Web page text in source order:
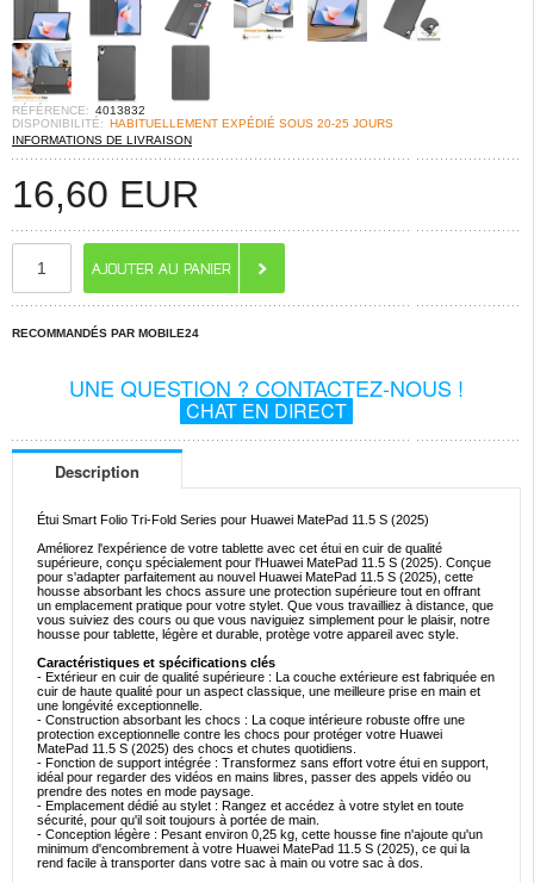
RÉFÉRENCE: 4013832
DISPONIBILITÉ: HABITUELLEMENT EXPÉDIÉ SOUS 20-25 JOURS
INFORMATIONS DE LIVRAISON
16,60 EUR
RECOMMANDÉS PAR MOBILE24
UNE QUESTION ? CONTACTEZ-NOUS !
CHAT EN DIRECT
Description
Étui Smart Folio Tri-Fold Series pour Huawei MatePad 11.5 S (2025)
Améliorez l'expérience de votre tablette avec cet étui en cuir de qualité
supérieure, conçu spécialement pour l'Huawei MatePad 11.5 S (2025). Conçue
pour s'adapter parfaitement au nouvel Huawei MatePad 11.5 S (2025), cette
housse absorbant les chocs assure une protection supérieure tout en offrant
un emplacement pratique pour votre stylet. Que vous travailliez à distance, que
vous suiviez des cours ou que vous naviguiez simplement pour le plaisir, notre
housse pour tablette, légère et durable, protège votre appareil avec style.
Caractéristiques et spécifications clés
- Extérieur en cuir de qualité supérieure : La couche extérieure est fabriquée en
cuir de haute qualité pour un aspect classique, une meilleure prise en main et
une longévité exceptionnelle.
- Construction absorbant les chocs : La coque intérieure robuste offre une
protection exceptionnelle contre les chocs pour protéger votre Huawei
MatePad 11.5 S (2025) des chocs et chutes quotidiens.
- Fonction de support intégrée : Transformez sans effort votre étui en support,
idéal pour regarder des vidéos en mains libres, passer des appels vidéo ou
prendre des notes en mode paysage.
- Emplacement dédié au stylet : Rangez et accédez à votre stylet en toute
sécurité, pour qu'il soit toujours à portée de main.
- Conception légère : Pesant environ 0,25 kg, cette housse fine n'ajoute qu'un
minimum d'encombrement à votre Huawei MatePad 11.5 S (2025), ce qui la
rend facile à transporter dans votre sac à main ou votre sac à dos.